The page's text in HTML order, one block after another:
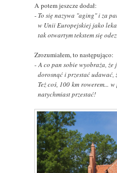
A potem jeszcze dodał:
- To się nazywa "aging" i za
w Unii Europejskiej jako
tak otwartym tekstem się
Zrozumiałem, to następująco:
-A co pan sobie wyobraża,
dorosnąć i przestać udawać,
Też coś, 100kmrowerem... w
natychmiast przestać!